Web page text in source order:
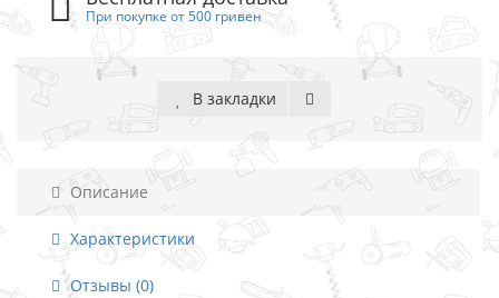
При покупке от 500 гривен
В закладки
Описание
Характеристики
Отзывы (0)